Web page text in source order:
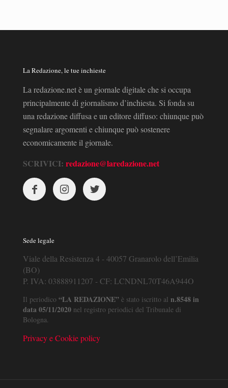
La Redazione, le tue inchieste
La redazione.net è un giornale digitale che si occupa
principalmente di giornalismo d’inchiesta. Si fonda su
una redazione diffusa e un editore diffuso: chiunque può
segnalare argomenti e chiunque può sostenere
economicamente il giornale.
SCRIVICI: redazione@laredazione.net
Sede legale
Viale della Resistenza 4 - 40057 Granarolo dell’Emilia
(BO)
P. IVA: 03888911207 - CF: LCNDNL70T46A944O
Il periodico “LA REDAZIONE” è stato iscritto al n.8548 in
data 05/11/2020 nel registro periodici del Tribunale di
Bologna.
Privacy e Cookie policy